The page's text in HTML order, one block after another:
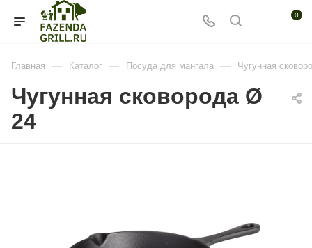
0
Главная — Каталог — Посуда для мангала — Чугунная
Чугунная сковорода Ø
24